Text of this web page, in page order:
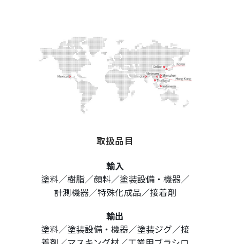
取扱品目
輸入
塗料／樹脂／顔料／塗装設備・機器／
計測機器／特殊化成品／接着剤
輸出
塗料／塗装設備・機器／塗装ジグ／接